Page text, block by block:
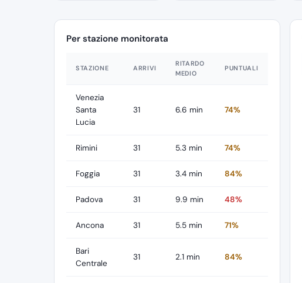
Per stazione monitorata
STAZIONE ARRIVI
RITARDO
MEDIO
PUNTUALI
Venezia
Santa
Lucia
31 6.6 min 74%
Rimini 31 5.3 min 74%
Foggia 31 3.4 min 84%
Padova 31 9.9 min 48%
Ancona 31 5.5 min 71%
Bari
Centrale
31 2.1 min 84%